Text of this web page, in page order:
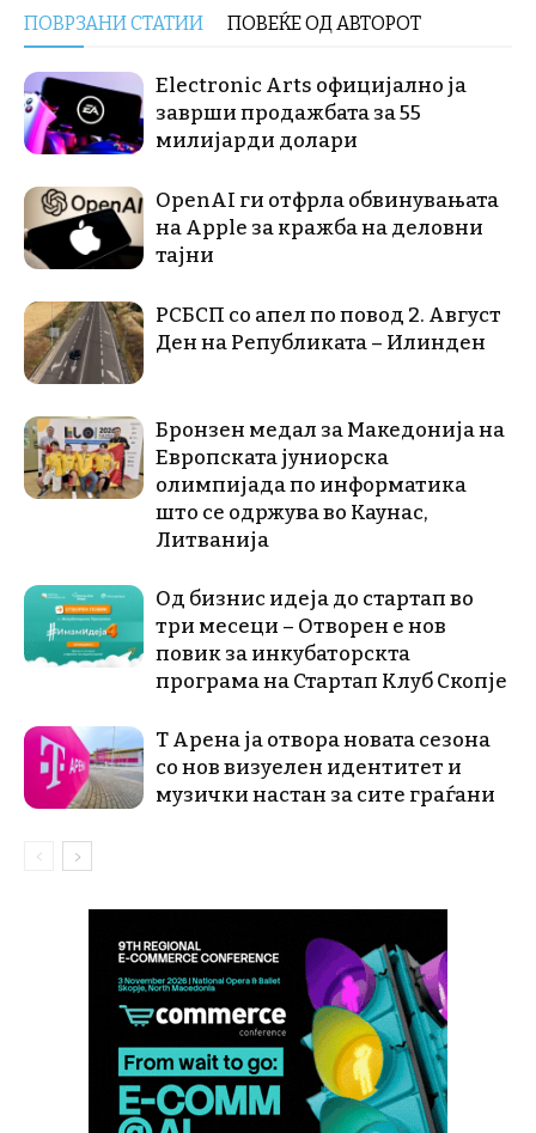
ПОВРЗАНИ СТАТИИ ПОВЕЌЕ ОД АВТОРОТ
Electronic Arts официјално ја
заврши продажбата за 55
милијарди долари
OpenAI ги отфрла обвинувањата
на Apple за кражба на деловни
тајни
РСБСП со апел по повод 2. Август
Ден на Републиката – Илинден
Бронзен медал за Македонија на
Европската јуниорска
олимпијада по информатика
што се одржува во Каунас,
Литванија
Од бизнис идеја до стартап во
три месеци – Отворен е нов
повик за инкубаторскта
програма на Стартап Клуб Скопје
Т Арена ја отвора новата сезона
со нов визуелен идентитет и
музички настан за сите граѓани